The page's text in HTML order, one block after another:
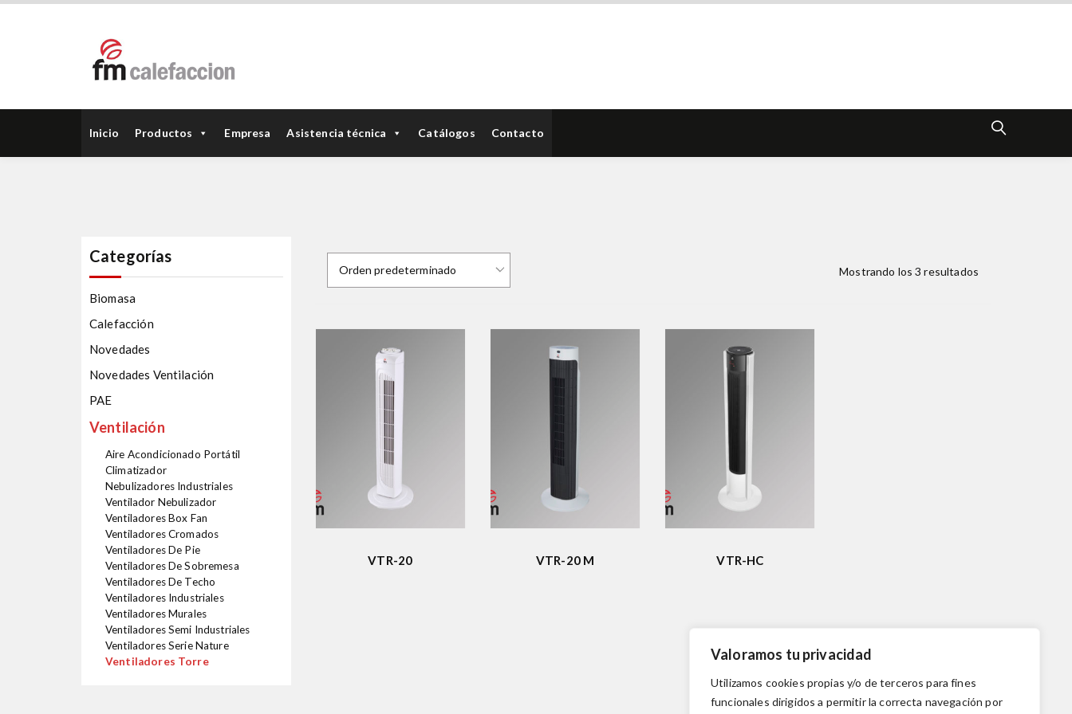
Valoramos tu privacidad
Utilizamos cookies propias y/o de terceros para fines
funcionales dirigidos a permitir la correcta navegación por
Inicio Productos Empresa Asistencia técnica Catálogos Contacto
Mostrando los 3 resultados
VTR-20 VTR-20 M VTR-HC
Categorías
Biomasa
Calefacción
Novedades
Novedades Ventilación
PAE
Ventilación
Aire Acondicionado Portátil
Climatizador
Nebulizadores Industriales
Ventilador Nebulizador
Ventiladores Box Fan
Ventiladores Cromados
Ventiladores De Pie
Ventiladores De Sobremesa
Ventiladores De Techo
Ventiladores Industriales
Ventiladores Murales
Ventiladores Semi Industriales
Ventiladores Serie Nature
Ventiladores Torre